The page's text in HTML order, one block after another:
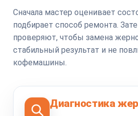
Сначала мастер оценивает
подбирает способ ремонта.
проверяют, чтобы замена
стабильный результат и не
кофемашины.
Диагностика